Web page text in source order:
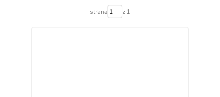
strana z 1